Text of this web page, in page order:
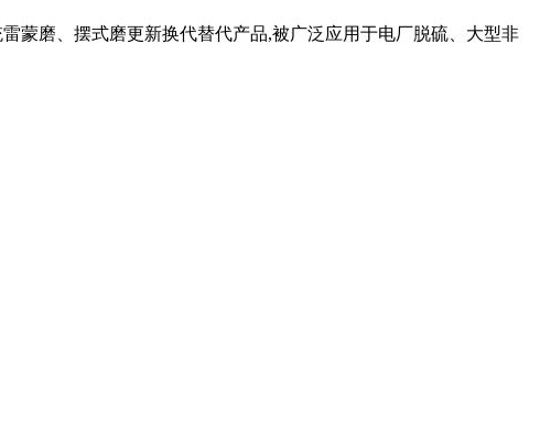
蒙磨、摆式磨更新换代替代产品,被广泛应用于电厂脱硫、大型非